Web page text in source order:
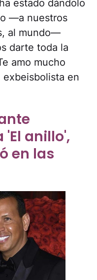
estado dándolo
—a nuestros
al mundo—
darte toda la
amo mucho
exbeisbolista en
anillo',
en las